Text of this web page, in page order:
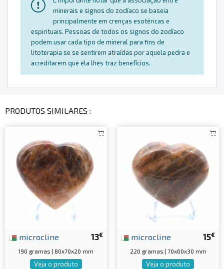
minerais e signos do zodíaco se baseia
principalmente em crenças esotéricas e
espirituais. Pessoas de todos os signos do zodíaco
podem usar cada tipo de mineral para fins de
litoterapia se se sentirem atraídas por aquela pedra e
acreditarem que ela lhes traz benefícios.
PRODUTOS SIMILARES :
13€
microcline
190 gramas | 80x70x20 mm
Veja o produto
15€
microcline
220 gramas | 70x60x30 mm
Veja o produto